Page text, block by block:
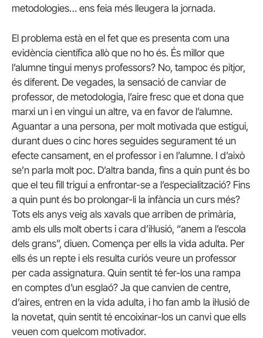
metodologies… ens feia més lleugera la jornada.
El problema està en el fet que es presenta com una
evidència científica allò que no ho és. És millor que
l’alumne tingui menys professors? No, tampoc és pitjor,
és diferent. De vegades, la sensació de canviar de
professor, de metodologia, l’aire fresc que et dona que
marxi un i en vingui un altre, va en favor de l’alumne.
Aguantar a una persona, per molt motivada que estigui,
durant dues o cinc hores seguides segurament té un
efecte cansament, en el professor i en l’alumne. I d’això
se’n parla molt poc. D’altra banda, fins a quin punt és bo
que el teu fill trigui a enfrontar-se a l’especialització? Fins
a quin punt és bo prolongar-li la infància un curs més?
Tots els anys veig als xavals que arriben de primària,
amb els ulls molt oberts i cara d’il·lusió, “anem a l’escola
dels grans”, diuen. Comença per ells la vida adulta. Per
ells és un repte i els resulta curiós veure un professor
per cada assignatura. Quin sentit té fer-los una rampa
en comptes d’un esglaó? Ja que canvien de centre,
d’aires, entren en la vida adulta, i ho fan amb la il·lusió de
la novetat, quin sentit té encoixinar-los un canvi que ells
veuen com quelcom motivador.